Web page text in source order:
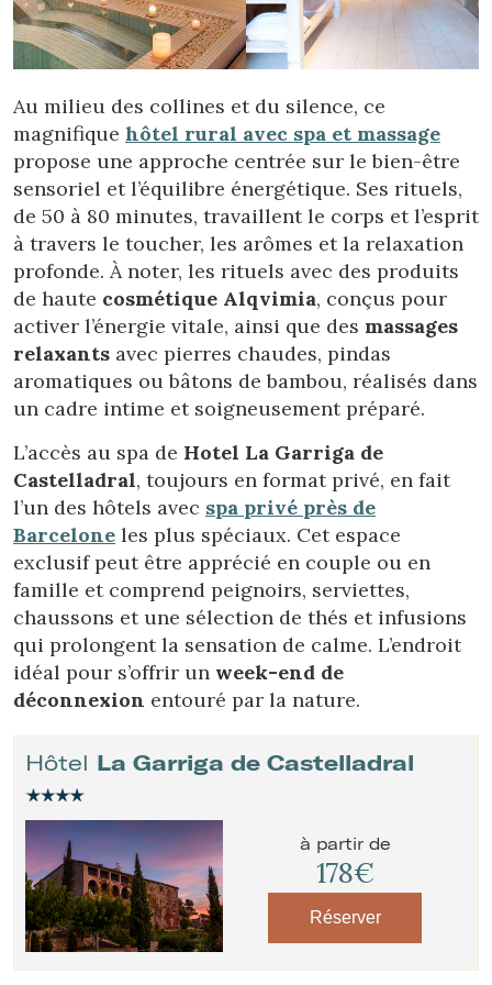
Au milieu des collines et du silence, ce
magnifique hôtel rural avec spa et massage
propose une approche centrée sur le bien-être
sensoriel et l’équilibre énergétique. Ses rituels,
de 50 à 80 minutes, travaillent le corps et l’esprit
à travers le toucher, les arômes et la relaxation
profonde. À noter, les rituels avec des produits
de haute cosmétique Alqvimia, conçus pour
activer l’énergie vitale, ainsi que des massages
relaxants avec pierres chaudes, pindas
aromatiques ou bâtons de bambou, réalisés dans
un cadre intime et soigneusement préparé.
L’accès au spa de Hotel La Garriga de
Castelladral, toujours en format privé, en fait
l’un des hôtels avec spa privé près de
Barcelone les plus spéciaux. Cet espace
exclusif peut être apprécié en couple ou en
famille et comprend peignoirs, serviettes,
chaussons et une sélection de thés et infusions
qui prolongent la sensation de calme. L’endroit
idéal pour s’offrir un week-end de
déconnexion entouré par la nature.
Hôtel La Garriga de Castelladral
à partir de
178€
Réserver
Ces cookies sont utilisés pour stocker des informations sur
les préférences et les choix personnels de l'utilisateur
grâce à l'observation continue de ses habitudes de
navigation. Grâce à eux, nous pouvons connaître les
publicités liées au profil de navigation de l'utilisateur.